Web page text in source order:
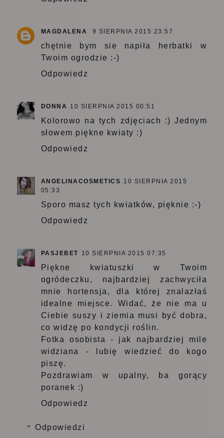
MAGDALENA 9 SIERPNIA 2015 23:57
chętnie bym sie napiła herbatki w
Twoim ogrodzie :-)
Odpowiedz
DONNA 10 SIERPNIA 2015 00:51
Kolorowo na tych zdjęciach :) Jednym
słowem piękne kwiaty :)
Odpowiedz
ANGELINACOSMETICS 10 SIERPNIA 2015
05:33
Sporo masz tych kwiatków, pięknie :-)
Odpowiedz
PASJEBET 10 SIERPNIA 2015 07:35
Piękne kwiatuszki w Twoim
ogródeczku, najbardziej zachwyciła
mnie hortensja, dla której znalazłaś
idealne miejsce. Widać, że nie ma u
Ciebie suszy i ziemia musi być dobra,
co widzę po kondycji roślin.
Fotka osobista - jak najbardziej mile
widziana - lubię wiedzieć do kogo
piszę.
Pozdrawiam w upalny, ba gorący
poranek :)
Odpowiedz
Odpowiedzi